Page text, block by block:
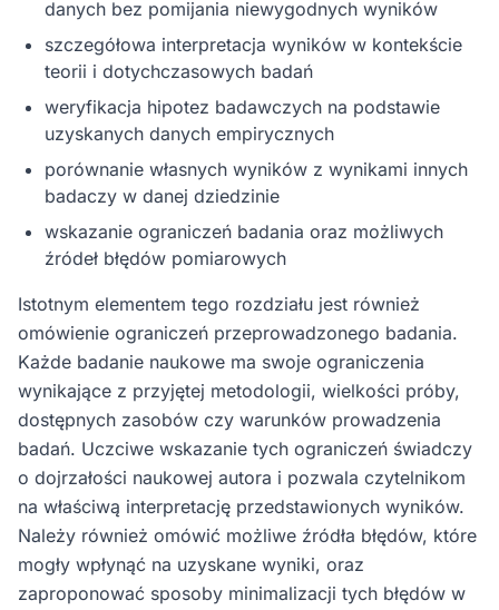
danych bez pomijania niewygodnych wyników
szczegółowa interpretacja wyników w kontekście
teorii i dotychczasowych badań
weryfikacja hipotez badawczych na podstawie
uzyskanych danych empirycznych
porównanie własnych wyników z wynikami innych
badaczy w danej dziedzinie
wskazanie ograniczeń badania oraz możliwych
źródeł błędów pomiarowych
Istotnym elementem tego rozdziału jest również
omówienie ograniczeń przeprowadzonego badania.
Każde badanie naukowe ma swoje ograniczenia
wynikające z przyjętej metodologii, wielkości próby,
dostępnych zasobów czy warunków prowadzenia
badań. Uczciwe wskazanie tych ograniczeń świadczy
o dojrzałości naukowej autora i pozwala czytelnikom
na właściwą interpretację przedstawionych wyników.
Należy również omówić możliwe źródła błędów, które
mogły wpłynąć na uzyskane wyniki, oraz
zaproponować sposoby minimalizacji tych błędów w